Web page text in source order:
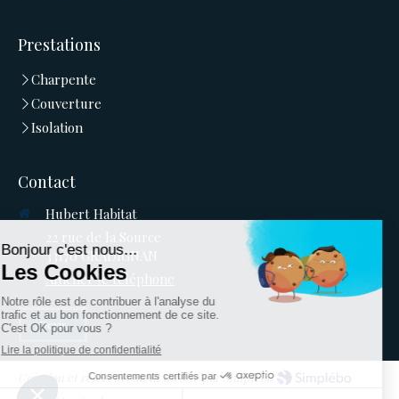
Prestations
Charpente
Couverture
Isolation
Contact
Hubert Habitat
33170 GRADIGNAN
Afficher le téléphone
Devis
Création et référencement du site par Simplébo